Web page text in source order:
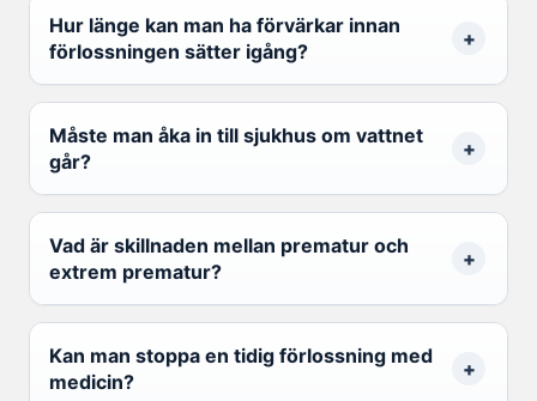
Hur länge kan man ha förvärkar innan
förlossningen sätter igång?
Måste man åka in till sjukhus om vattnet
går?
Vad är skillnaden mellan prematur och
extrem prematur?
Kan man stoppa en tidig förlossning med
medicin?